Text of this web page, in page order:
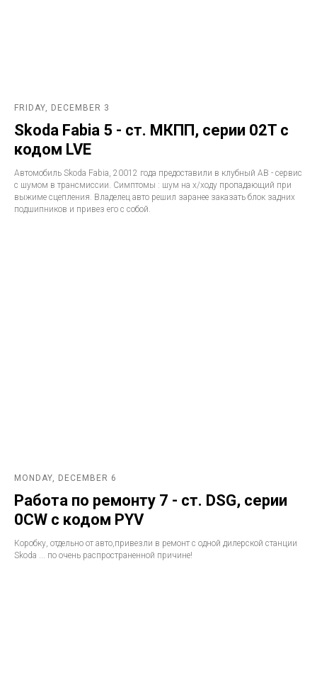
FRIDAY, DECEMBER 3
Skoda Fabia 5 - ст. МКПП, серии 02T с
кодом LVE
Автомобиль Skoda Fabia, 20012 года предоставили в клубный АВ - сервис
с шумом в трансмиссии. Симптомы : шум на х/ходу пропадающий при
выжиме сцепления. Владелец авто решил заранее заказать блок задних
подшипников и привез его с собой.
MONDAY, DECEMBER 6
Работа по ремонту 7 - ст. DSG, серии
0CW с кодом PYV
Коробку, отдельно от авто,привезли в ремонт с одной дилерской станции
Skoda ... по очень распространенной причине!